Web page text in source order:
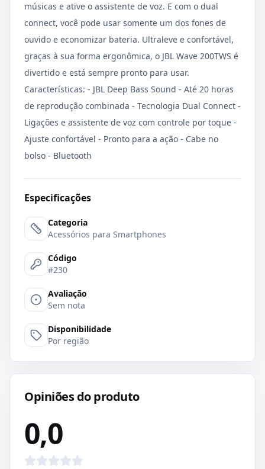
músicas e ative o assistente de voz. E com o dual
connect, você pode usar somente um dos fones de
ouvido e economizar bateria. Ultraleve e confortável,
graças à sua forma ergonômica, o JBL Wave 200TWS é
divertido e está sempre pronto para usar.
Características: - JBL Deep Bass Sound - Até 20 horas
de reprodução combinada - Tecnologia Dual Connect -
Ligações e assistente de voz com controle por toque -
Ajuste confortável - Pronto para a ação - Cabe no
bolso - Bluetooth
Especificações
Categoria
Acessórios para Smartphones
Código
#230
Avaliação
Sem nota
Disponibilidade
Por região
Opiniões do produto
0,0